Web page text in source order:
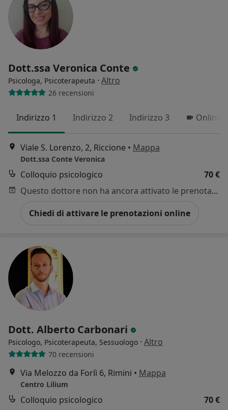
Dott.ssa Veronica Conte
Psicologa, Psicoterapeuta · Altro
26 recensioni
Indirizzo 1 Indirizzo 2 Indirizzo 3 Online
Viale S. Lorenzo, 2, Riccione • Mappa
Dott.ssa Conte Veronica
Colloquio psicologico
70 €
Questo dottore non ha ancora attivato le prenotazioni online presso questo indirizzo.
Chiedi di attivare le prenotazioni online
Dott. Alberto Carbonari
Psicologo, Psicoterapeuta, Sessuologo · Altro
70 recensioni
Via Melozzo da Forlì 6, Rimini • Mappa
Centro Lilium
Colloquio psicologico
70 €